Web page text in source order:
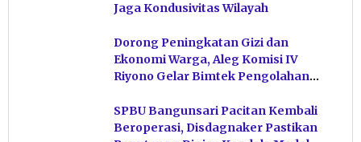
Jaga Kondusivitas Wilayah
Dorong Peningkatan Gizi dan
Ekonomi Warga, Aleg Komisi IV
Riyono Gelar Bimtek Pengolahan
SPBU Bangunsari Pacitan Kembali
Beroperasi, Disdagnaker Pastikan